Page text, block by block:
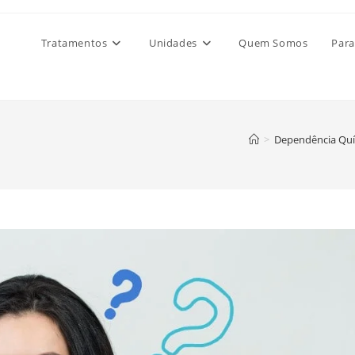
Tratamentos Unidades Quem Somos
> Dependência